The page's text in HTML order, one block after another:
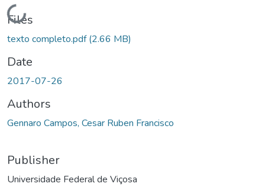
Loading...
Files
texto completo.pdf(2.66 MB)
Date
2017-07-26
Authors
Gennaro Campos, Cesar Ruben Francisco
Publisher
Universidade Federal de Viçosa